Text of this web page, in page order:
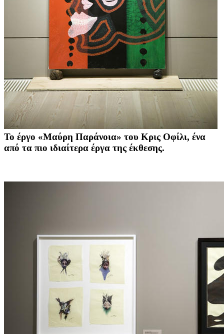
Το έργο «Μαύρη Παράνοια» του Κρις Οφίλι, ένα
από τα πιο ιδιαίτερα έργα της έκθεσης.